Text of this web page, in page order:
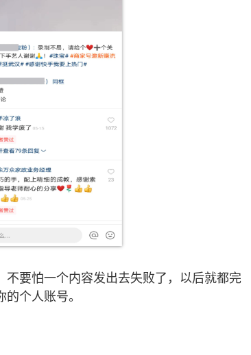
要怕一个内容发出去失败了，以后就都完
个人账号。